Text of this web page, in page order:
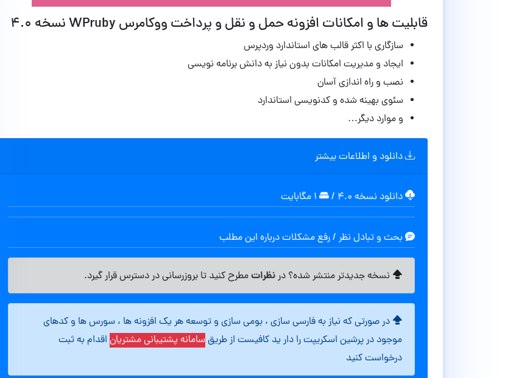
قابلیت ها و امکانات افزونه حمل و نقل و پرداخت ووکامرس WPruby نسخه 4.0
سازگاری با اکثر قالب های استاندارد وردپرس
ایجاد و مدیریت امکانات بدون نیاز به دانش برنامه نویسی
نصب و راه اندازی آسان
سئوی بهینه شده و کدنویسی استاندارد
و موارد دیگر…
دانلود و اطلاعات بیشتر
دانلود نسخه ۴.۰ /
بحث و تبادل نظر / رفع مشکلات درباره این مطلب
نسخه جدیدتر منتشر شده؟ درنظراتمطرح کنید تا بروزرسانی در دسترس قرار گیرد.
در صورتی که نیاز به فارسی سازی ، بومی سازی و توسعه هر یک افزونه ها ، سورس ها و کدهای
موجود در پرشین اسکریپت را دار ید کافیست از طریقسامانه پشتیبانی مشتریان اقدام به ثبت
درخواست کنید